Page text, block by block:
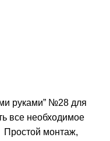
руками” №28 для
все необходимое
Простой монтаж,